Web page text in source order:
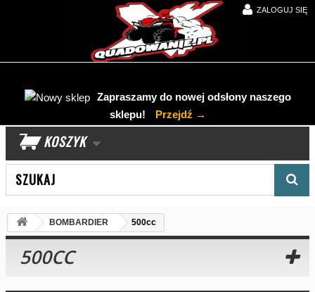
ZALOGUJ SIĘ
Zapraszamy do nowej odsłony naszego
sklepu!
Przejdź →
KOSZYK
BOMBARDIER 500cc
500CC